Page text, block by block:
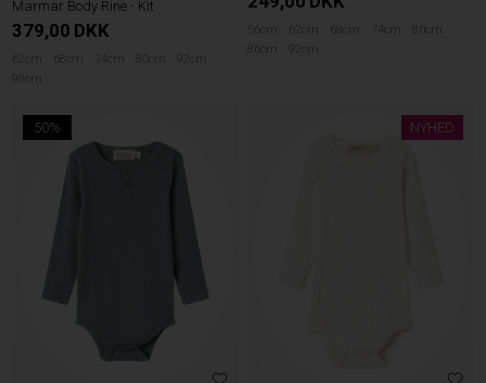
Marmar Body Rine - Kit
379,00 DKK
62cm 68cm 74cm 80cm
92cm
98cm
56cm 62cm 68cm 74cm
80cm
86cm
92cm
50% NYHED